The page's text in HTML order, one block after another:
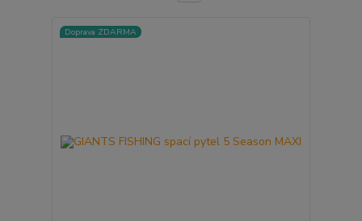
Doprava ZDARMA